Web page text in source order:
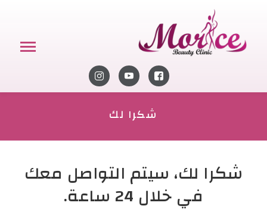
شكرا لك
شكرا لك، سيتم التواصل معك
في خلال 24 ساعة.